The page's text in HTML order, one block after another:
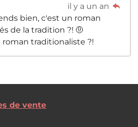
il y a un an
bien, c'est un roman
de la tradition ?! 🤨
roman traditionaliste ?!
de vente